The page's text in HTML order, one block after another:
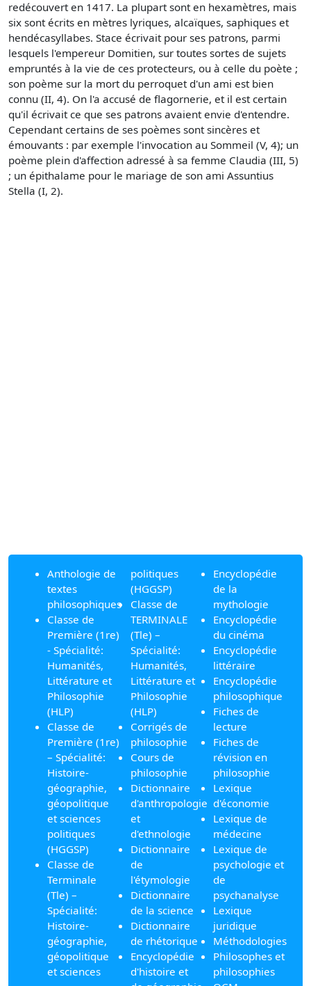
redécouvert en 1417. La plupart sont en hexamètres, mais
six sont écrits en mètres lyriques, alcaïques, saphiques et
hendécasyllabes. Stace écrivait pour ses patrons, parmi
lesquels l'empereur Domitien, sur toutes sortes de sujets
empruntés à la vie de ces protecteurs, ou à celle du poète ;
son poème sur la mort du perroquet d'un ami est bien
connu (II, 4). On l'a accusé de flagornerie, et il est certain
qu'il écrivait ce que ses patrons avaient envie d'entendre.
Cependant certains de ses poèmes sont sincères et
émouvants : par exemple l'invocation au Sommeil (V, 4); un
poème plein d'affection adressé à sa femme Claudia (III, 5)
; un épithalame pour le mariage de son ami Assuntius
Stella (I, 2).
Anthologie de
textes
philosophiques
Classe de
Première (1re)
- Spécialité:
Humanités,
Littérature et
Philosophie
(HLP)
Classe de
Première (1re)
– Spécialité:
Histoire-
géographie,
géopolitique
et sciences
politiques
(HGGSP)
Classe de
Terminale
(Tle) –
Spécialité:
Histoire-
géographie,
géopolitique
et sciences
politiques
(HGGSP)
Classe de
TERMINALE
(Tle) –
Spécialité:
Humanités,
Littérature et
Philosophie
(HLP)
Corrigés de
philosophie
Cours de
philosophie
Dictionnaire
d'anthropologie
et
d'ethnologie
Dictionnaire
de
l'étymologie
Dictionnaire
de la science
Dictionnaire
de rhétorique
Encyclopédie
d'histoire et
Encyclopédie
de la
mythologie
Encyclopédie
du cinéma
Encyclopédie
littéraire
Encyclopédie
philosophique
Fiches de
lecture
Fiches de
révision en
philosophie
Lexique
d'économie
Lexique de
médecine
Lexique de
psychologie et
de
psychanalyse
Lexique
juridique
Méthodologies
Philosophes et
philosophies